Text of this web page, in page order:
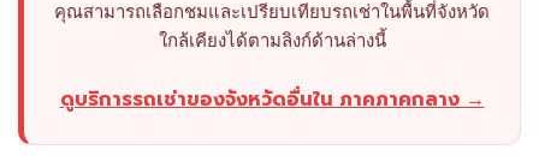
คุณสามารถเลือกชมและเปรียบเทียบรถเช่าในพื้นที่จังหวัด
ใกล้เคียงได้ตามลิงก์ด้านล่างนี้
ดูบริการรถเช่าของจังหวัดอื่นใน ภาคภาคกลาง →